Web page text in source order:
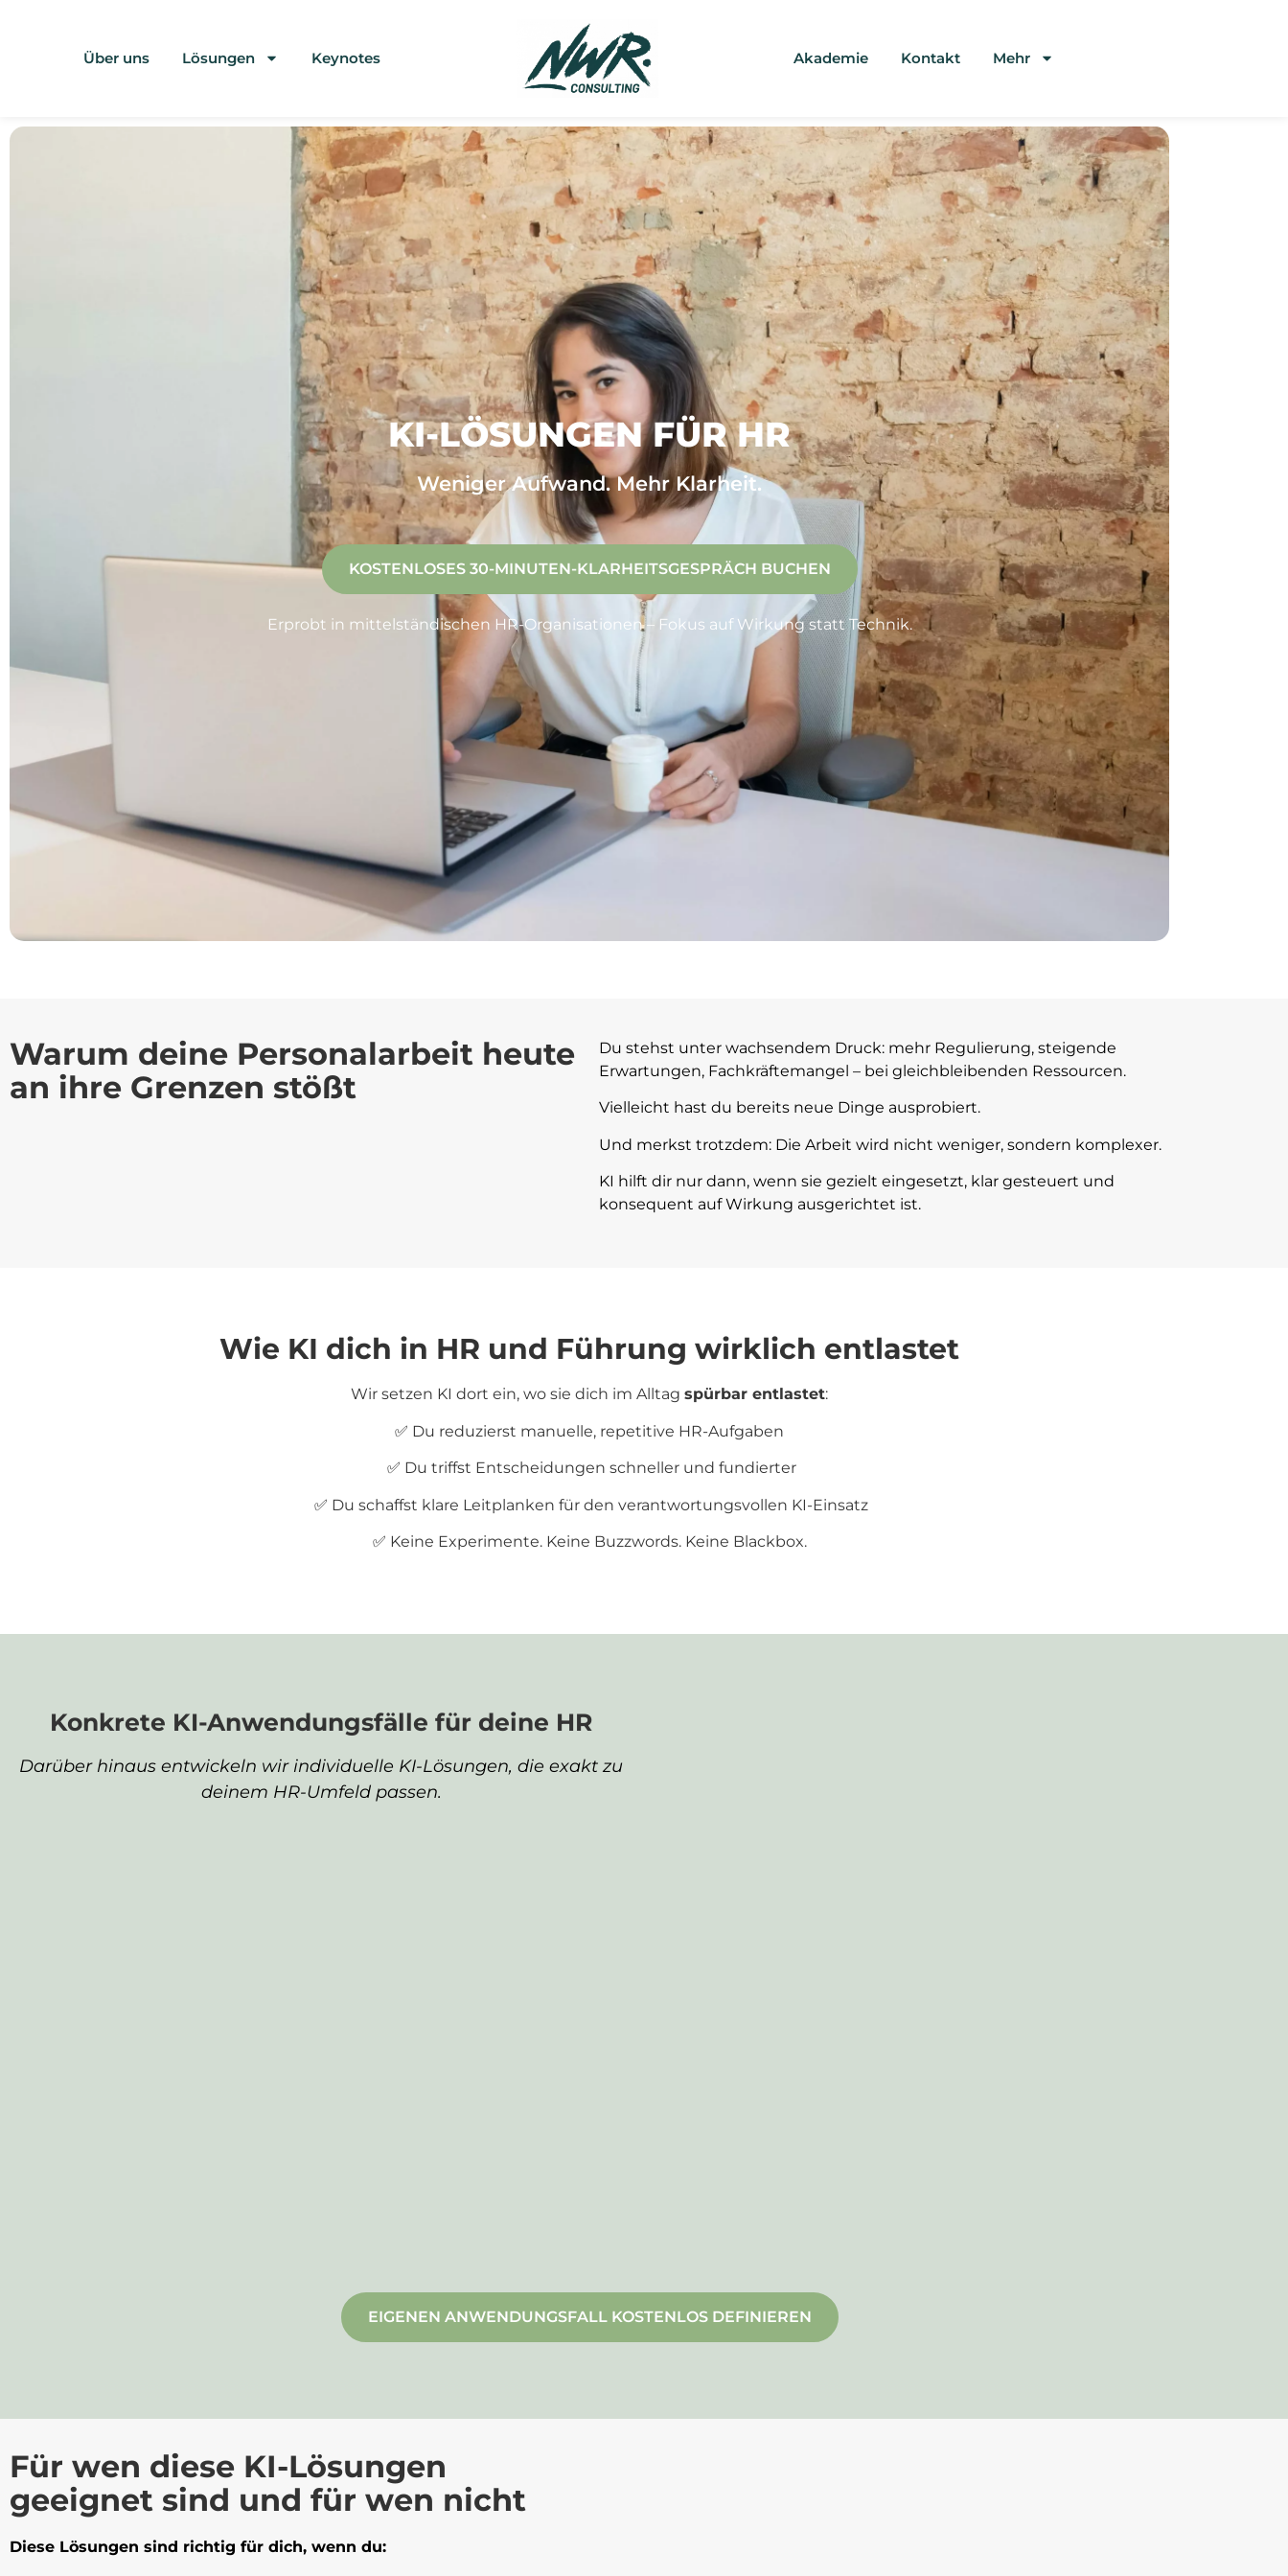
Über uns Lösungen Keynotes Akademie Kontakt Mehr
KI-LÖSUNGEN FÜR HR
Weniger Aufwand. Mehr Klarheit.
KOSTENLOSES 30-MINUTEN-KLARHEITSGESPRÄCH BUCHEN
Erprobt in mittelständischen HR-Organisationen – Fokus auf Wirkung statt Technik.
Warum deine Personalarbeit heute
an ihre Grenzen stößt
Du stehst unter wachsendem Druck: mehr Regulierung, steigende
Erwartungen, Fachkräftemangel – bei gleichbleibenden Ressourcen.
Vielleicht hast du bereits neue Dinge ausprobiert.
Und merkst trotzdem: Die Arbeit wird nicht weniger, sondern komplexer.
KI hilft dir nur dann, wenn sie gezielt eingesetzt, klar gesteuert und
konsequent auf Wirkung ausgerichtet ist.
Wie KI dich in HR und Führung wirklich entlastet
Wir setzen KI dort ein, wo sie dich im Alltag spürbar entlastet:
✅ Du reduzierst manuelle, repetitive HR-Aufgaben
✅ Du triffst Entscheidungen schneller und fundierter
✅ Du schaffst klare Leitplanken für den verantwortungsvollen KI-Einsatz
✅ Keine Experimente. Keine Buzzwords. Keine Blackbox.
Konkrete KI-Anwendungsfälle für deine HR
Darüber hinaus entwickeln wir individuelle KI-Lösungen, die exakt zu
deinem HR-Umfeld passen.
EIGENEN ANWENDUNGSFALL KOSTENLOS DEFINIEREN
Für wen diese KI-Lösungen
geeignet sind und für wen nicht
Diese Lösungen sind richtig für dich, wenn du: